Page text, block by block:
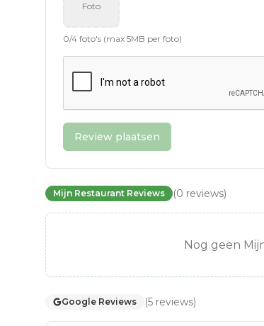
Foto
0/4 foto's (max 5MB per foto)
Review plaatsen
Mijn Restaurant Reviews (0 reviews)
Nog geen
Google Reviews (5 reviews)